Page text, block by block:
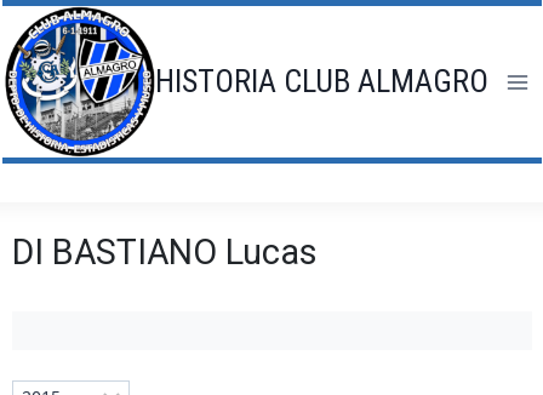
Saltar
al
contenido
HISTORIA CLUB ALMAGRO
DI BASTIANO Lucas